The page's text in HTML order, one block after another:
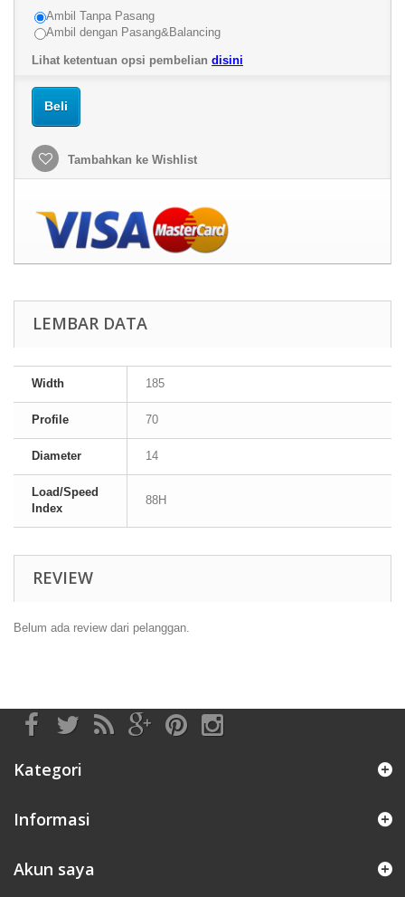
Ambil Tanpa Pasang
Ambil dengan Pasang&Balancing
Lihat ketentuan opsi pembelian disini
Beli
Tambahkan ke Wishlist
LEMBAR DATA
Width 185
Profile 70
Diameter 14
Load/Speed
Index
88H
REVIEW
Belum ada review dari pelanggan.
Kategori
Informasi
Akun saya